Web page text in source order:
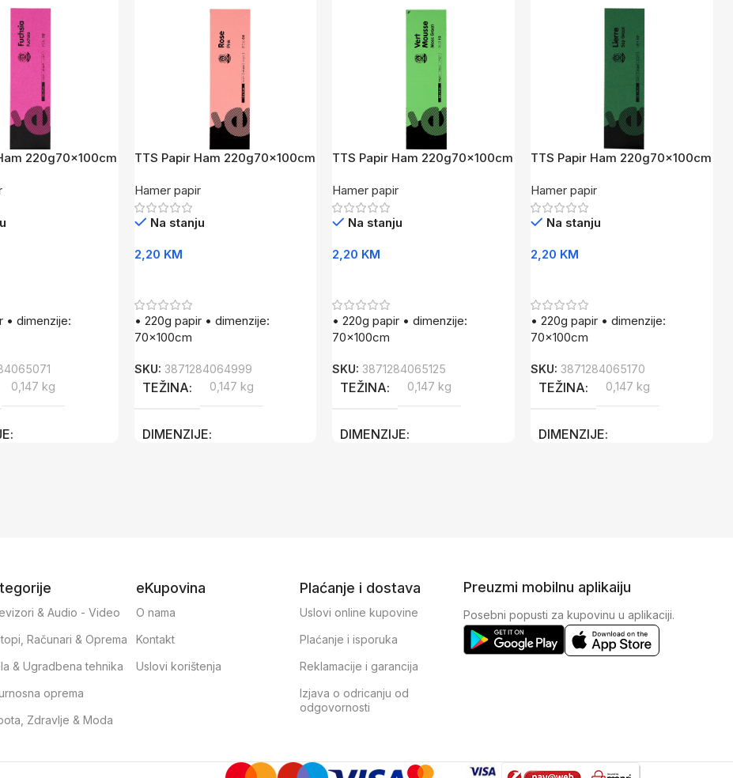
220g70x100cm
• dimenzije:
0,147 kg
TTS Papir Ham 220g70x100cm
Hamer papir
Na stanju
2,20 KM
• 220g papir • dimenzije:
70x100cm
SKU: 3871284064999
TEŽINA 0,147 kg
DIMENZIJE
TTS Papir Ham 220g70x100cm
Hamer papir
Na stanju
2,20 KM
• 220g papir • dimenzije:
70x100cm
SKU:3871284065125
TEŽINA 0,147 kg
DIMENZIJE
TTS Papir Ham 220g70x100cm
Hamer papir
Na stanju
2,20 KM
• 220g papir • dimenzije:
70x100cm
SKU:3871284065170
TEŽINA 0,147 kg
DIMENZIJE
& Audio - Video
Računari & Oprema
& Ugradbena tehnika
oprema
Zdravlje & Moda
eKupovina
O nama
Kontakt
Uslovi korištenja
Plaćanje i dostava
Uslovi online kupovine
Plaćanje i isporuka
Reklamacije i garancija
Izjava o odricanju od
odgovornosti
Preuzmi mobilnu aplikaiju
Posebni popusti za kupovinu u aplikaciji.